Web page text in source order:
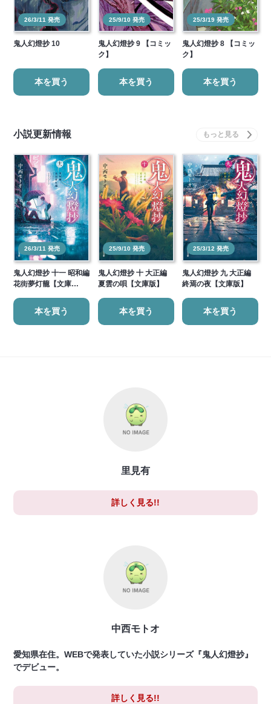
26/3/11 発売
鬼人幻燈抄 10
本を買う
25/9/10 発売
鬼人幻燈抄 9 【コミッ
ク】
本を買う
25/3/19 発売
鬼人幻燈抄 8 【コミッ
ク】
本を買う
小説更新情報
26/3/11 発売
鬼人幻燈抄 十一 昭和編
花街夢灯籠【文庫…
本を買う
25/9/10 発売
鬼人幻燈抄 十 大正編
夏雲の唄【文庫版】
本を買う
25/3/12 発売
鬼人幻燈抄 九 大正編
終焉の夜【文庫版】
本を買う
里見有
詳しく見る!!
中西モトオ
愛知県在住。WEBで発表していた小説シリーズ『鬼人幻燈抄』
でデビュー。
詳しく見る!!